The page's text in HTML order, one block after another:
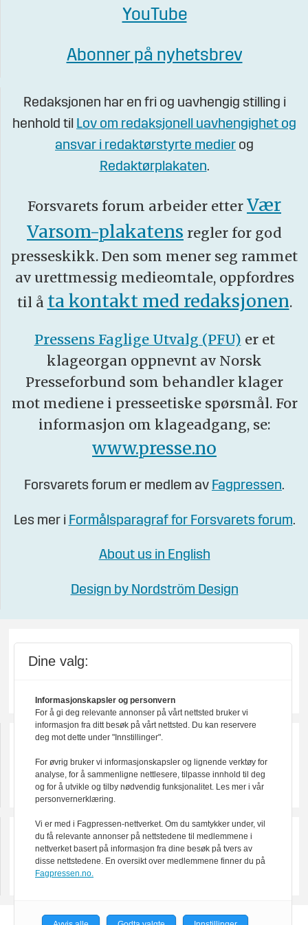
YouTube
Abonner på nyhetsbrev
Redaksjonen har en fri og uavhengig stilling i
henhold til Lov om redaksjonell uavhengighet og
ansvar i redaktørstyrte medier og
Redaktørplakaten.
Forsvarets forum arbeider etter Vær
Varsom-plakatens regler for god
presseskikk. Den som mener seg rammet
av urettmessig medieomtale, oppfordres
til å ta kontakt med redaksjonen.
Pressens Faglige Utvalg (PFU) er et
klageorgan oppnevnt av Norsk
Presseforbund som behandler klager
mot mediene i presseetiske spørsmål. For
informasjon om klageadgang, se:
www.presse.no
Forsvarets forum er medlem av Fagpressen.
Les mer i Formålsparagraf for Forsvarets forum.
About us in English
Design by Nordström Design
Dine valg:
Informasjonskapsler og personvern
For å gi deg relevante annonser på vårt nettsted bruker vi
informasjon fra ditt besøk på vårt nettsted. Du kan reservere
deg mot dette under "Innstillinger".
For øvrig bruker vi informasjonskapsler og lignende verktøy for
analyse, for å sammenligne nettlesere, tilpasse innhold til deg
og for å utvikle og tilby nødvendig funksjonalitet. Les mer i vår
personvernerklæring.
Vi er med i Fagpressen-nettverket. Om du samtykker under, vil
du få relevante annonser på nettstedene til medlemmene i
nettverket basert på informasjon fra dine besøk på tvers av
disse nettstedene. En oversikt over medlemmene finner du på
Fagpressen.no.